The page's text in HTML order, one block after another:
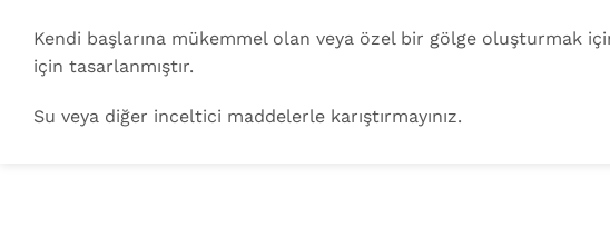
Kendi başlarına mükemmel olan veya özel bir gölge oluşturmak
için tasarlanmıştır.
Su veya diğer inceltici maddelerle karıştırmayınız.